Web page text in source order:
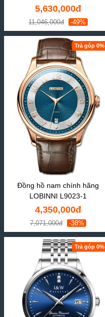
5,630,000đ
11,046,000đ -49%
Trả góp 0%
Đồng hồ nam chính hãng
LOBINNI L9023-1
4,350,000đ
7,071,000đ -38%
Trả góp 0%